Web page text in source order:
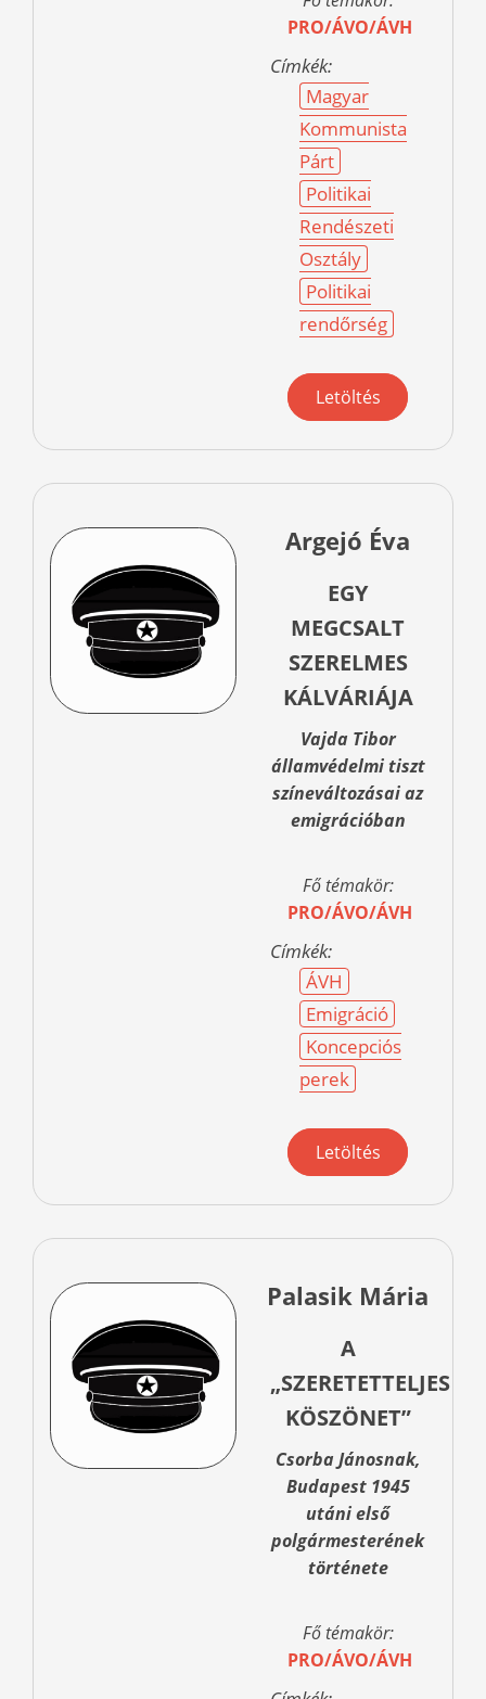
PRO/ÁVO/ÁVH
Címkék:
Magyar
Kommunista
Párt
Politikai
Rendészeti
Osztály
Politikai
rendőrség
Letöltés
Argejó Éva
EGY
MEGCSALT
SZERELMES
KÁLVÁRIÁJA
Vajda Tibor
államvédelmi tiszt
színeváltozásai az
emigrációban
Fő témakör:
PRO/ÁVO/ÁVH
Címkék:
ÁVH
Emigráció
Koncepciós
perek
Letöltés
Palasik Mária
A
„SZERETETTELJES
KÖSZÖNET”
Csorba Jánosnak,
Budapest 1945
utáni első
polgármesterének
története
Fő témakör:
PRO/ÁVO/ÁVH